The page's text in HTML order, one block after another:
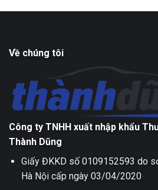
Về chúng tôi
Công ty TNHH xuất nhập khẩu
Thành Dũng
Giấy ĐKKD số 0109152593 do
Hà Nội cấp ngày 03/04/2020